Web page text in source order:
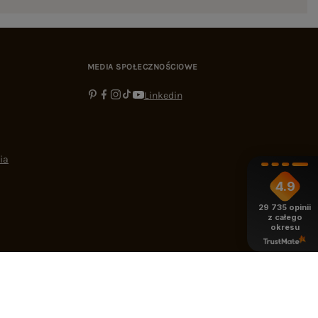
MEDIA SPOŁECZNOŚCIOWE
Linkedin
4.9
29 735 opinii
z całego
okresu